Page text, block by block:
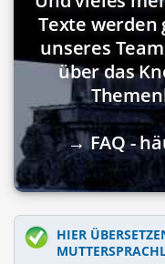
Texte werden
unseres
über das
→ FAQ -
HIER